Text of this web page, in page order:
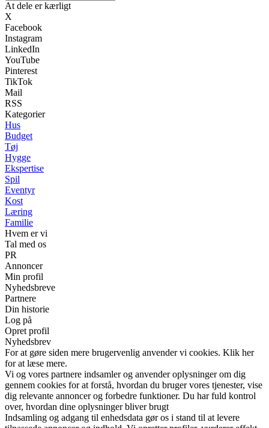
At dele er kærligt
X
Facebook
Instagram
LinkedIn
YouTube
Pinterest
TikTok
Mail
RSS
Kategorier
Hus
Budget
Tøj
Hygge
Ekspertise
Spil
Eventyr
Kost
Læring
Familie
Hvem er vi
Tal med os
PR
Annoncer
Min profil
Nyhedsbreve
Partnere
Din historie
Log på
Opret profil
Nyhedsbrev
For at gøre siden mere brugervenlig anvender vi cookies. Klik her
for at læse mere.
Vi og vores partnere indsamler og anvender oplysninger om dig
gennem cookies for at forstå, hvordan du bruger vores tjenester, vise
dig relevante annoncer og forbedre funktioner. Du har fuld kontrol
over, hvordan dine oplysninger bliver brugt
Indsamling og adgang til enhedsdata gør os i stand til at levere